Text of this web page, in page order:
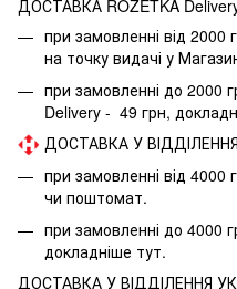
ДОСТАВКА ROZETKA
при замовленні від 2000
на точку видачі у
при замовленні до 2000
Delivery - 49 грн,
ДОСТАВКА У
при замовленні від 4000
чи поштомат.
при замовленні до 4000
докладніше тут.
ДОСТАВКА У ВІДДІЛЕННЯ